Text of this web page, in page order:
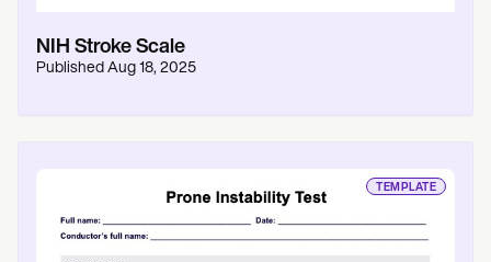
NIH Stroke Scale
Published Aug 18, 2025
TEMPLATE